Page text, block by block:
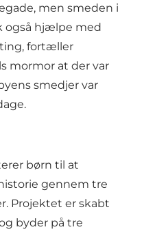
men smeden i
også hjælpe med
fortæller
mormor at der var
smedjer var
børn til at
gennem tre
Projektet er skabt
byder på tre